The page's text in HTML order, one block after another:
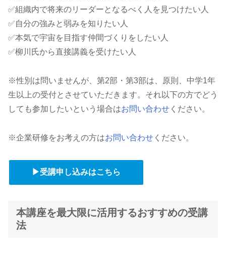
✅組織内で将来のリーダーとなるべく人を見つけたい人
✅自分の強みと弱みを知りたい人
✅本気で宇宙を目指す仲間づくりをしたい人
✅柳川氏から直接講義を受けたい人
※性別は問いませんが、第2部・第3部は、原則、中学1年
生以上の受付とさせていただきます。それ以下の方でどう
しても参加したいという場合はお問い合わせ ください。
※企業研修をお考えの方はお問い合わせ ください。
▶受講申し込みはこちら
本講座を最大限に活用するおすすめの受講
法